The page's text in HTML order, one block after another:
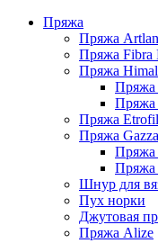
Пряжа
Пряжа
Пряжа Fibra
Пряжа
Пряжа
Пряжа
Пряжа
Пряжа
Пряжа
Пряжа
Шнур для
Пух норки
Джутовая
Пряжа Alize